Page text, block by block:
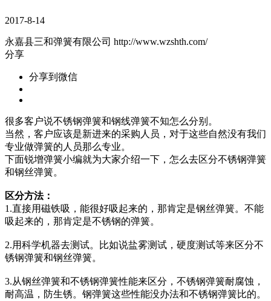
2017-8-14
永嘉县三和弹簧有限公司 http://www.wzshth.com/
分享
分享到微信
很多客户说不锈钢弹簧和钢线弹簧不知怎么分别。
当然，客户应该是新进来的采购人员，对于这些自然没有我们
专业做弹簧的人员那么专业。
下面锐增弹簧小编就为大家介绍一下，怎么去区分不锈钢弹簧
和钢丝弹簧。
区分方法：
1.直接用磁铁吸，能很好吸起来的，那肯定是钢丝弹簧。不能
吸起来的，那肯定是不锈钢的弹簧。
2.用科学机器去测试。比如说盐雾测试，硬度测试等来区分不
锈钢弹簧和钢丝弹簧。
3.从钢丝弹簧和不锈钢弹簧性能来区分，不锈钢弹簧耐腐蚀，
耐高温，防生锈。钢弹簧这些性能没办法和不锈钢弹簧比的。